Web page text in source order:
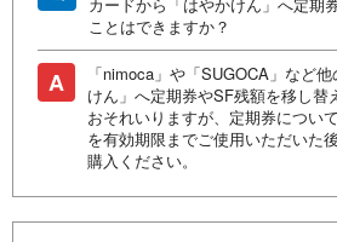
ことはできますか？
A
「nimoca」や「SUGOCA」など
けん」へ定期券やSF残額を移し替
おそれいりますが、定期券につい
を有効期限までご使用いただいた
購入ください。